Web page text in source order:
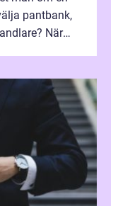
pantbank,
När